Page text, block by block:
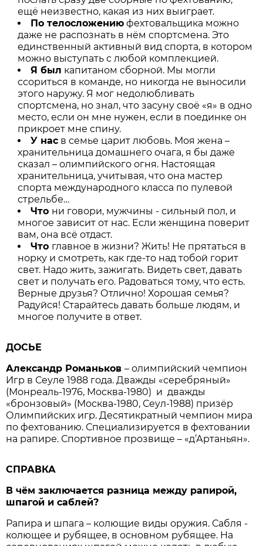
ещё неизвестно, какая из них выиграет.
По телосложению фехтовальщика можно
даже не распознать в нём спортсмена. Это
единственный активный вид спорта, в котором
можно выступать с любой комплекцией.
Я был капитаном сборной. Мы могли
ссориться в команде, но никогда не выносили
этого наружу. Я мог недолюбливать
спортсмена, но знал, что засуну своё «я» в одно
место, если он мне нужен, если в поединке он
прикроет мне спину.
У нас в семье царит любовь. Моя жена –
хранительница домашнего очага, я бы даже
сказал – олимпийского огня. Настоящая
хранительница, учитывая, что она мастер
спорта международного класса по пулевой
стрельбе…
Что ни говори, мужчины - сильный пол, и
многое зависит от нас. Если женщина поверит
вам, она всё отдаст.
Что главное в жизни? Жить! Не прятаться в
норку и смотреть, как где-то над тобой горит
свет. Надо жить, зажигать. Видеть свет, давать
свет и получать его. Радоваться тому, что есть.
Верные друзья? Отлично! Хорошая семья?
Радуйся! Старайтесь давать больше людям, и
многое получите в ответ.
ДОСЬЕ
Александр Романьков– олимпийский чемпион
Игр в Сеуле 1988 года. Дважды «серебряный»
(Монреаль-1976, Москва-1980) и дважды
«бронзовый» (Москва-1980, Сеул-1988) призёр
Олимпийских игр. Десятикратный чемпион мира
по фехтованию. Специализируется в фехтовании
на рапире. Спортивное прозвище – «д’Артаньян».
СПРАВКА
В чём заключается разница между рапирой,
шпагой и саблей?
Рапира и шпага – колющие виды оружия. Сабля -
колющее и рубящее, в основном рубящее. На